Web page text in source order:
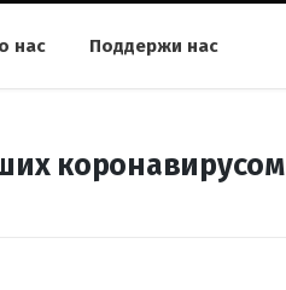
нас Поддержи нас
коронавирусом